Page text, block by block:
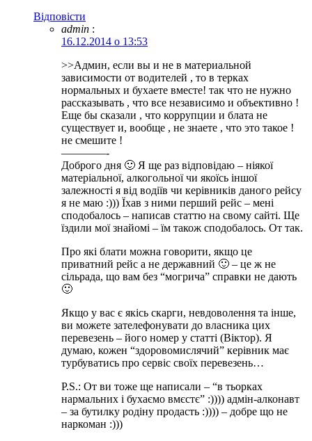
Відповіcти
admin :
16.12.2014 о 13:53
>>Админ, если вы и не в материальной
зависимости от водителей , то в терках
нормальных и бухаете вместе! так что не нужно
рассказывать , что все независимо и объективно !
Еще бы сказали , что коррупции и блата не
существует и, вообще , не знаете , что это такое !
не смешите !
————-
Доброго дня 🙂 Я ще раз відповідаю – ніякої
матеріальної, алкогольної чи якоїсь іншої
залежності я від водіїв чи керівників даного рейсу
я не маю :))) Їхав з ними перший рейс – мені
сподобалось – написав статтю на свому сайті. Ще
їздили мої знайомі – їм також сподобалось. От так.
Про які блати можна говорити, якщо це
приватний рейс а не державний 🙂 – це ж не
сільрада, що вам без “могрича” справки не дають
🙂
Якщо у вас є якісь скарги, невдоволення та інше,
ви можете зателефонувати до власника цих
перевезень – його номер у статті (Віктор). Я
думаю, кожен “здоровомислячий” керівник має
турбуватись про сервіс своїх перевезень…
P.S.: От ви тоже ще написали – “в тьорках
нармальних і бухаємо вмєстє” :)))) адмін-алконавт
– за бутилку родіну продасть :)))) – добре що не
наркоман :)))